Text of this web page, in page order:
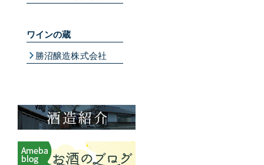
ワインの蔵
勝沼醸造株式会社